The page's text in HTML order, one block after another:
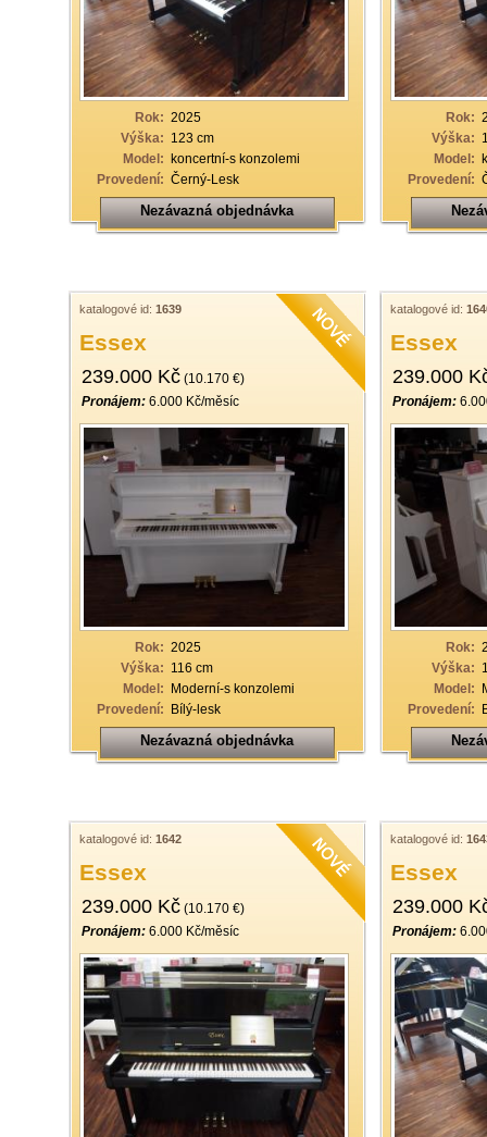
Rok: 2025
Výška: 123 cm
Model: koncertní-s konzolemi
Provedení: Černý-Lesk
Nezávazná objednávka
Rok:
Výška:
Model:
Provedení:
katalogové id: 1639
Essex
239.000 Kč (10.170 €)
Pronájem: 6.000 Kč/měsíc
Rok: 2025
Výška: 116 cm
Model: Moderní-s konzolemi
Provedení: Bílý-lesk
Nezávazná objednávka
katalogové id:
Essex
239.000
Pronájem:
Rok:
Výška:
Model:
Provedení:
katalogové id: 1642
Essex
239.000 Kč (10.170 €)
Pronájem: 6.000 Kč/měsíc
katalogové id:
Essex
239.000
Pronájem: